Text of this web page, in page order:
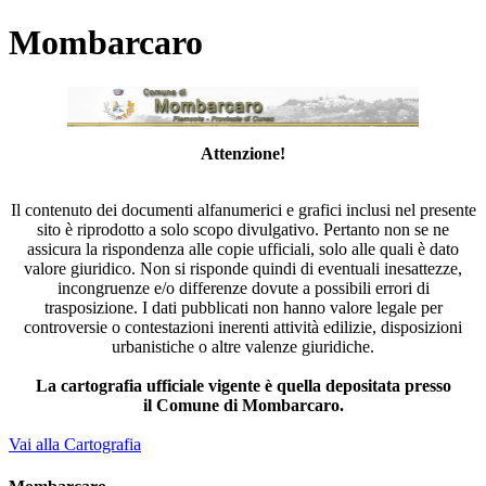
Mombarcaro
Attenzione!
Il contenuto dei documenti alfanumerici e grafici inclusi nel presente
sito è riprodotto a solo scopo divulgativo. Pertanto non se ne
assicura la rispondenza alle copie ufficiali, solo alle quali è dato
valore giuridico. Non si risponde quindi di eventuali inesattezze,
incongruenze e/o differenze dovute a possibili errori di
trasposizione. I dati pubblicati non hanno valore legale per
controversie o contestazioni inerenti attività edilizie, disposizioni
urbanistiche o altre valenze giuridiche.
La cartografia ufficiale vigente è quella depositata presso
il Comune di Mombarcaro.
Vai alla Cartografia